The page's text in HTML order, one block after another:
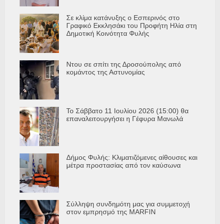
Σε κλίμα κατάνυξης ο Εσπερινός στο
Γραφικό Εκκλησάκι του Προφήτη Ηλία στη
Δημοτική Κοινότητα Φυλής
Ντου σε σπίτι της Δροσούπολης από
κομάντος της Αστυνομίας
Το Σάββατο 11 Ιουλίου 2026 (15:00) θα
επαναλειτουργήσει η Γέφυρα Μανωλά
Δήμος Φυλής: Κλιματιζόμενες αίθουσες και
μέτρα προστασίας από τον καύσωνα
Σύλληψη συνδημότη μας για συμμετοχή
στον εμπρησμό της MARFIN